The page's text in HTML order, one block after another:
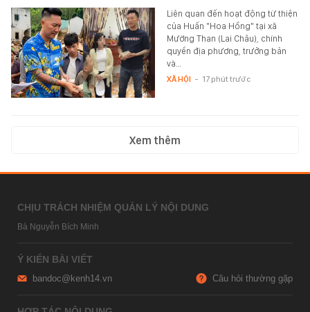
Liên quan đến hoạt động từ thiện
của Huấn "Hoa Hồng" tại xã
Mường Than (Lai Châu), chính
quyền địa phương, trưởng bản
và…
XÃ HỘI - 17 phút trước
Xem thêm
CHỊU TRÁCH NHIỆM QUẢN LÝ NỘI DUNG
Bà Nguyễn Bích Minh
Ý KIẾN BÀI VIẾT
bandoc@kenh14.vn Câu hỏi thường gặp